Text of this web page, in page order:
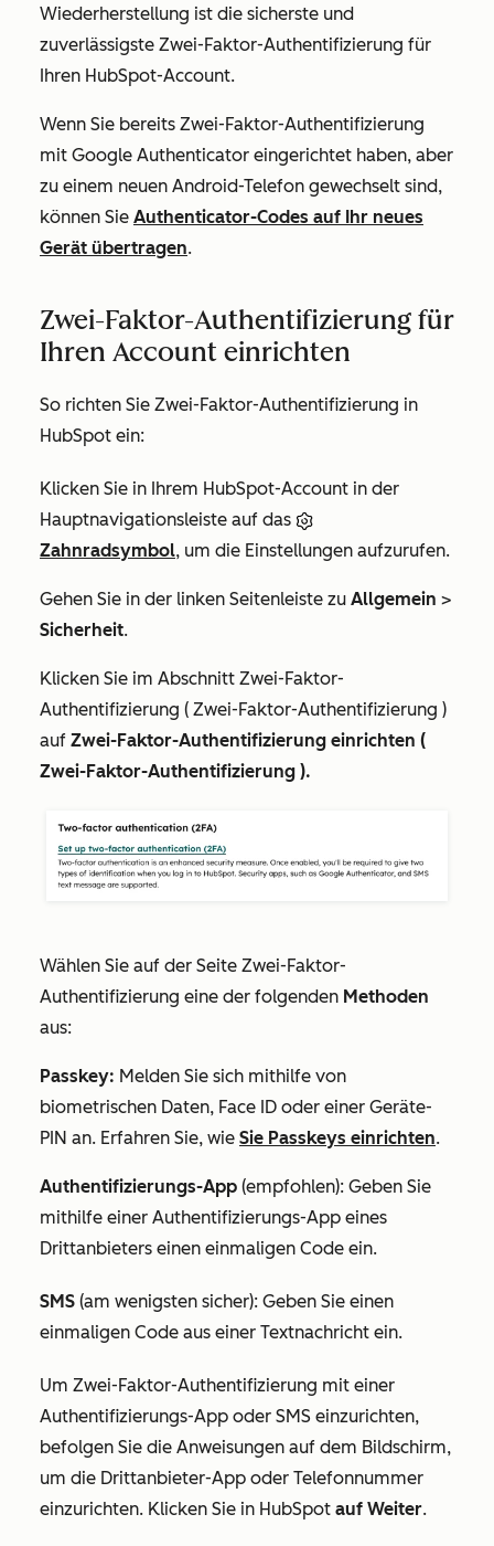
Wiederherstellung ist die sicherste und
zuverlässigste Zwei-Faktor-Authentifizierung für
Ihren HubSpot-Account.
Wenn Sie bereits Zwei-Faktor-Authentifizierung
mit Google Authenticator eingerichtet haben, aber
zu einem neuen Android-Telefon gewechselt sind,
können Sie Authenticator-Codes auf Ihr neues
Gerät übertragen.
Zwei-Faktor-Authentifizierung für
Ihren Account einrichten
So richten Sie Zwei-Faktor-Authentifizierung in
HubSpot ein:
Klicken Sie in Ihrem HubSpot-Account in der
Hauptnavigationsleiste auf das
Zahnradsymbol, um die Einstellungen aufzurufen.
Gehen Sie in der linken Seitenleiste zu Allgemein >
Sicherheit.
Klicken Sie im Abschnitt Zwei-Faktor-
Authentifizierung ( Zwei-Faktor-Authentifizierung )
auf Zwei-Faktor-Authentifizierung einrichten (
Zwei-Faktor-Authentifizierung ).
Wählen Sie auf der Seite Zwei-Faktor-
Authentifizierung eine der folgenden Methoden
aus:
Passkey: Melden Sie sich mithilfe von
biometrischen Daten, Face ID oder einer Geräte-
PIN an. Erfahren Sie, wie Sie Passkeys einrichten.
Authentifizierungs-App (empfohlen): Geben Sie
mithilfe einer Authentifizierungs-App eines
Drittanbieters einen einmaligen Code ein.
SMS (am wenigsten sicher): Geben Sie einen
einmaligen Code aus einer Textnachricht ein.
Um Zwei-Faktor-Authentifizierung mit einer
Authentifizierungs-App oder SMS einzurichten,
befolgen Sie die Anweisungen auf dem Bildschirm,
um die Drittanbieter-App oder Telefonnummer
einzurichten. Klicken Sie in HubSpot auf Weiter.